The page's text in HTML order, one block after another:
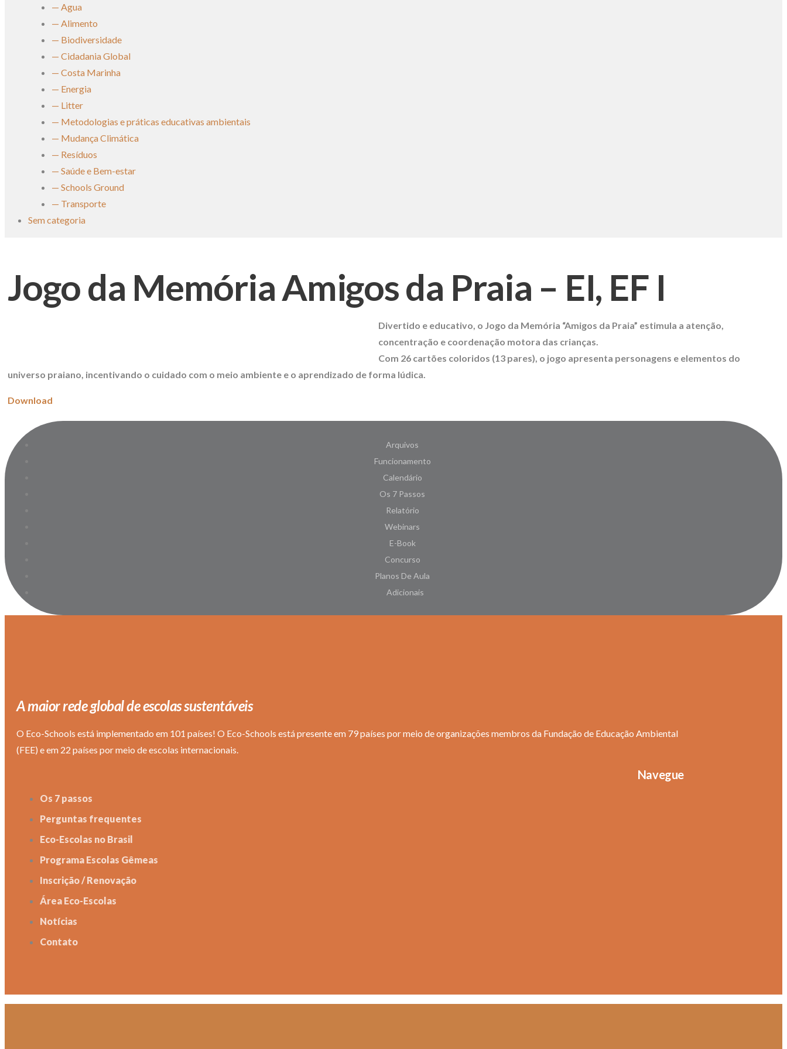
— Agua
— Alimento
— Biodiversidade
— Cidadania Global
— Costa Marinha
— Energia
— Litter
— Metodologias e práticas educativas ambientais
— Mudança Climática
— Resíduos
— Saúde e Bem-estar
— Schools Ground
— Transporte
Sem categoria
Jogo da Memória Amigos da Praia – EI, EF I
Divertido e educativo, o Jogo da Memória “Amigos da Praia” estimula a atenção,
concentração e coordenação motora das crianças.
Com 26 cartões coloridos (13 pares), o jogo apresenta personagens e elementos do
universo praiano, incentivando o cuidado com o meio ambiente e o aprendizado de forma lúdica.
Download
Arquivos
Funcionamento
Calendário
Os 7 Passos
Relatório
Webinars
E-Book
Concurso
Planos De Aula
Adicionais
A maior rede global de escolas sustentáveis
O Eco-Schools está implementado em 101 países! O Eco-Schools está presente em 79 países por meio de organizações membros da Fundação de Educação Ambiental
(FEE) e em 22 países por meio de escolas internacionais.
Navegue
Os 7 passos
Perguntas frequentes
Eco-Escolas no Brasil
Programa Escolas Gêmeas
Inscrição / Renovação
Área Eco-Escolas
Notícias
Contato